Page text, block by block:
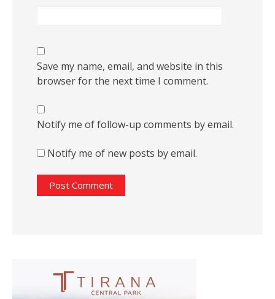
Save my name, email, and website in this
browser for the next time I comment.
Notify me of follow-up comments by email.
Notify me of new posts by email.